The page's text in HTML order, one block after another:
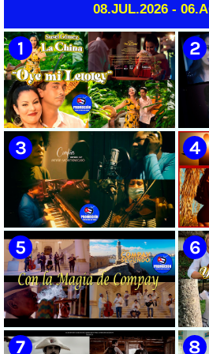
Héctor Falagán De Cabo |
Cubana | Artistas Cubanos |
Instrumental | CUBA
08.JUL.2026 -
🟡 Susel Gómez (La China) ||
¨Oye Mi Leloley¨ || Director:
Onelio Jesús Larralde González
|| Música popular bailable
cubana || Videoclip || CUBA
🟡 María Montenegro -
¨Confía¨ 📺 Videoclip. CUBA
A.R